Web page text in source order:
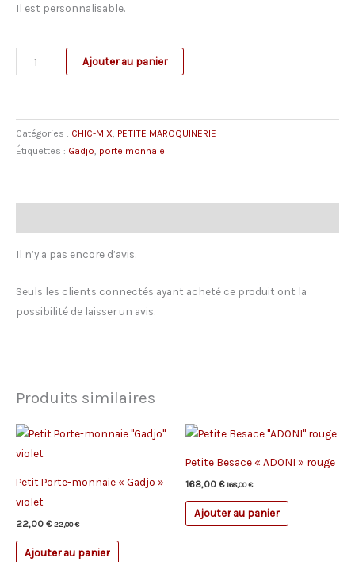
Il est personnalisable.
quantité
de
monnaie
"
Ajouter au panier
Catégories : CHIC-MIX, PETITE MAROQUINERIE
Étiquettes : Gadjo, porte monnaie
Il n’y a pas encore d’avis.
Seuls les clients connectés ayant acheté ce produit ont la
possibilité de laisser un avis.
Produits similaires
Petit Porte-monnaie « Gadjo »
violet
22,00 € 22,00€
Ajouter au panier
Petite Besace « ADONI » rouge
168,00 € 168,00€
Ajouter au panier